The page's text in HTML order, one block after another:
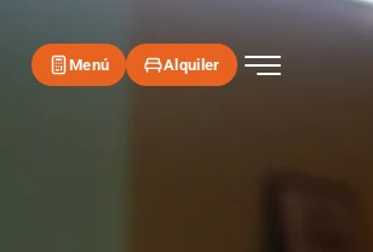
Menú Alquiler